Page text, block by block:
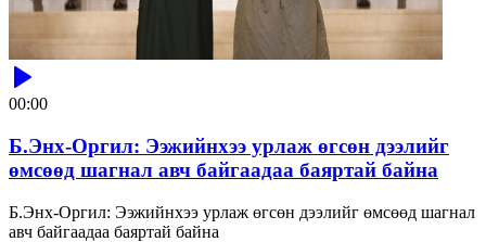
00:00
Б.Энх-Оргил: Ээжийнхээ урлаж өгсөн дээлийг
өмсөөд шагнал авч байгаадаа баяртай байна
Б.Энх-Оргил: Ээжийнхээ урлаж өгсөн дээлийг өмсөөд шагнал
авч байгаадаа баяртай байна